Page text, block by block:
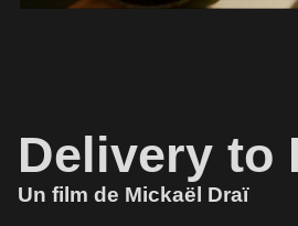
Delivery to
Un film de Mickaël Draï